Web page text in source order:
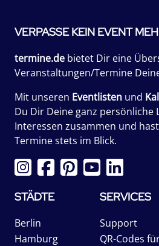
VERPASSE KEIN EVENT
termine.de bietet Dir eine
Veranstaltungen/Termine
Mit unseren Eventlisten und
Du Dir Deine ganz persönliche
Interessen zusammen und
Termine stets im Blick.
STÄDTE
Berlin
Hamburg
SERVICES
Support
QR-Codes